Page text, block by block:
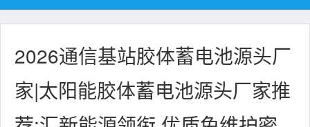
2026通信基站胶体蓄电池源头厂
家|太阳能胶体蓄电池源头厂家推